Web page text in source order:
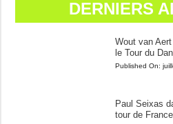
DERNIERS
Wout van
le Tour du
Published On:
Paul Seixas
tour de